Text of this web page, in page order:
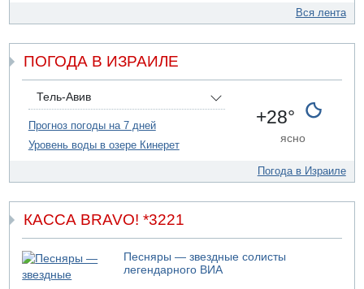
07.08.2026 20:43
07.08.2026 20:41
Ynet: "Хизбалла" запустила БПЛА со взрывчаткой по
07.08.2026 19:16
ДТП в Ашдоде: тяжело ранены двое маленьких детей
07.08.2026 19:14
Дахан
Обнародовано имя полицейского, подозреваемого в
коррупционных отношениях с Йоавом Элиаси
Вся лента
ПОГОДА В ИЗРАИЛЕ
Тель-Авив
Прогноз погоды на 7 дней
Уровень воды в озере Кинерет
+28°
ясно
Погода в Израиле
КАССА BRAVO! *3221
Песняры — звездные солисты
легендарного ВИА